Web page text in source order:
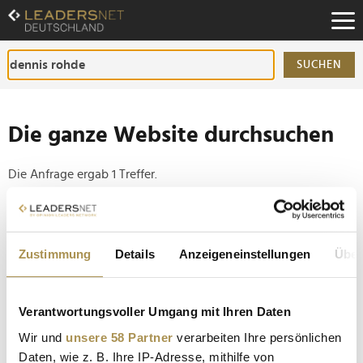
Zustimmung Details Anzeigeneinstellungen
Verantwortungsvoller Umgang mit Ihren Daten
Wir und unsere 58 Partner verarbeiten Ihre persönlichen
Daten, wie z. B. Ihre IP-Adresse, mithilfe von
Zum
Inhalt
Zur
Fußzeilen-
Navigation
SUCHEN
Die ganze Website durchsuchen
Die Anfrage ergab 1 Treffer.
Tipp
Seiten suchen, die genau diese Wortgruppe enthalten:
Bund erteilt Staatshilfen für Lilium eine Absage